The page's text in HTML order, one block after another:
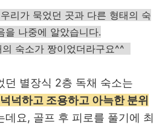
리가 묵었던 곳과 다른 형태의 숙
을 나중에 알았습니다.
숙소가 짱이었더라구요^^
던 별장식 2층 독채 숙소는
넉하고 조용하고 아늑한 분위
데요, 골프 후 피로를 풀기에 최